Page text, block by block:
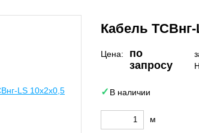
Кабель ТСВнг-
Цена:
по
запросу
В наличии
м